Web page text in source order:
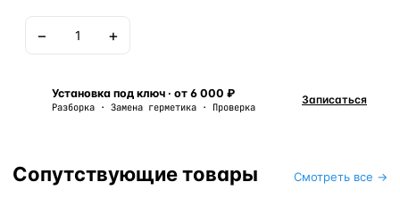
− +
Установка под ключ · от 6 000 ₽
Разборка · Замена герметика · Проверка
Записаться
Сопутствующие товары Смотреть все →